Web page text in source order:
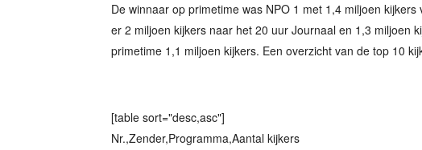
De winnaar op primetime was NPO 1 met 1,4 miljoen
er 2 miljoen kijkers naar het 20 uur Journaal en 1,3 miljoen
primetime 1,1 miljoen kijkers. Een overzicht van de top 10
[table sort="desc,asc"]
Nr.,Zender,Programma,Aantal kijkers